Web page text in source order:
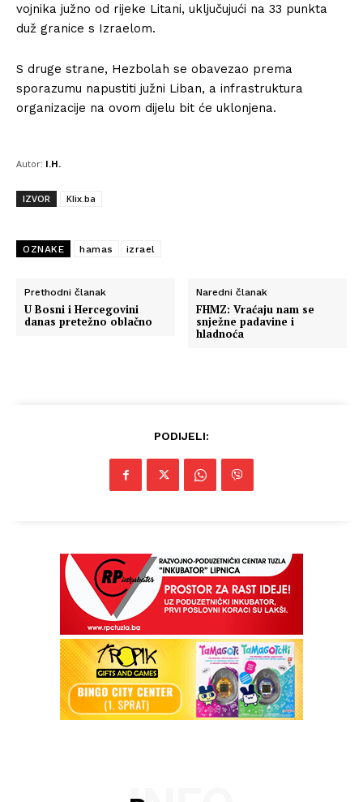
vojnika južno od rijeke Litani, uključujući na 33 punkta
duž granice s Izraelom.
S druge strane, Hezbolah se obavezao prema
sporazumu napustiti južni Liban, a infrastruktura
organizacije na ovom dijelu bit će uklonjena.
Autor: I.H.
IZVOR Klix.ba
OZNAKE hamas izrael
Prethodni članak
U Bosni i Hercegovini
danas pretežno oblačno
Naredni članak
FHMZ: Vraćaju nam se
snježne padavine i
hladnoća
PODIJELI: